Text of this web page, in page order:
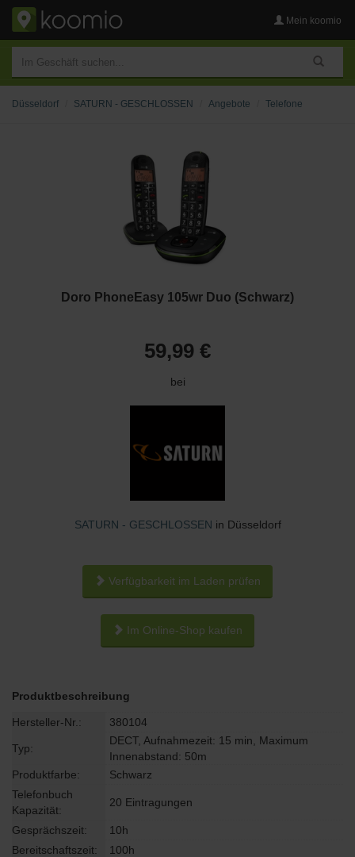
Mein koomio
Düsseldorf SATURN - GESCHLOSSEN Angebote Telefone
Doro PhoneEasy 105wr Duo (Schwarz)
59,99 €
bei
SATURN - GESCHLOSSEN in Düsseldorf
Verfügbarkeit im Laden prüfen
Im Online-Shop kaufen
Produktbeschreibung
Hersteller-Nr.: 380104
Typ:
DECT, Aufnahmezeit: 15 min, Maximum
Innenabstand: 50m
Produktfarbe:
Schwarz
Telefonbuch
Kapazität:
20 Eintragungen
Gesprächszeit:
10h
Bereitschaftszeit:
100h